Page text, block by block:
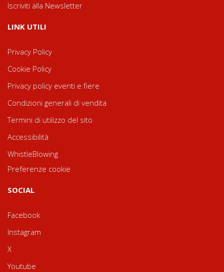
Iscriviti alla Newsletter
LINK UTILI
Privacy Policy
Cookie Policy
Privacy policy eventi e fiere
Condizioni generali di vendita
Termini di utilizzo del sito
Accessibilità
WhistleBlowing
Preferenze cookie
SOCIAL
Facebook
Instagram
X
Youtube